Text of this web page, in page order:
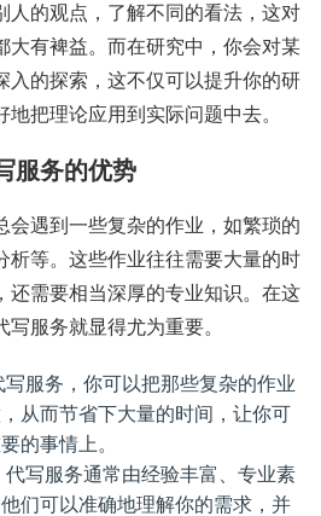
人的观点，了解不同的看法，这对
大有裨益。而在研究中，你会对某
入的探索，这不仅可以提升你的研
把理论应用到实际问题中去。
服务的优势
会遇到一些复杂的作业，如繁琐的
析等。这些作业往往需要大量的时
还需要相当深厚的专业知识。在这
服务就显得尤为重要。
写服务，你可以把那些复杂的作业
从而节省下大量的时间，让你可
的事情上。
代写服务通常由经验丰富、专业素
们可以准确地理解你的需求，并